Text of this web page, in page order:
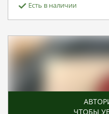
Есть в наличии
ЧТОБЫ